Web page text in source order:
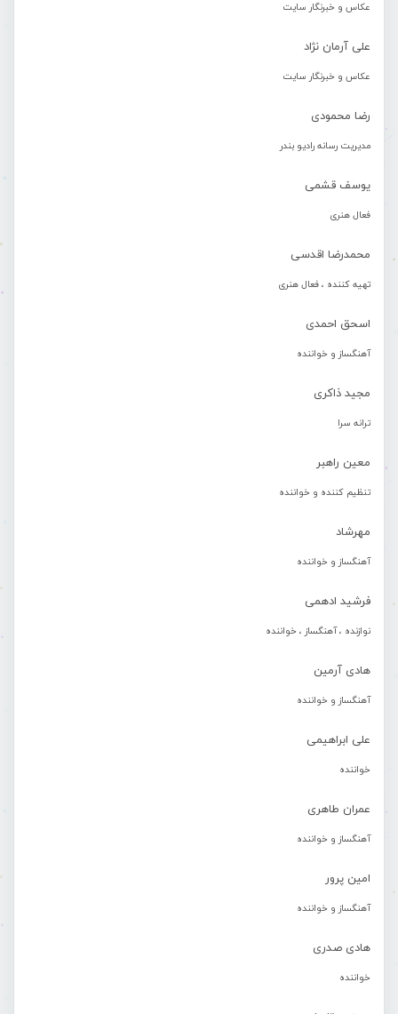
عکاس و خبرنگار سایت
علی آرمان نژاد
عکاس و خبرنگار سایت
رضا محمودی
مدیریت رسانه رادیو بندر
یوسف قشمی
فعال هنری
محمدرضا اقدسی
تهیه کننده ، فعال هنری
اسحق احمدی
آهنگساز و خواننده
مجید ذاکری
ترانه سرا
معین راهبر
تنظیم کننده و خواننده
مهرشاد
آهنگساز و خواننده
فرشید ادهمی
نوازنده ، آهنگساز ، خواننده
هادی آرمین
آهنگساز و خواننده
علی ابراهیمی
خواننده
عمران طاهری
آهنگساز و خواننده
امین پرور
آهنگساز و خواننده
هادی صدری
خواننده